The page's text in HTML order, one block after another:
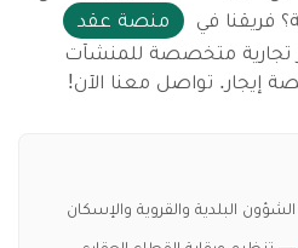
فريقنا في
منصة عقد
تجارية متخصصة للمنشآت
إيجار. تواصل معنا الآن!
البلدية والقروية والإسكان